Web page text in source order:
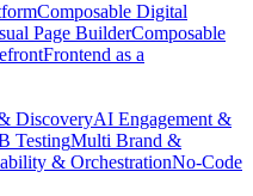
Composable Digital
Page BuilderComposable
Frontend as a
DiscoveryAI Engagement &
TestingMulti Brand &
& OrchestrationNo-Code